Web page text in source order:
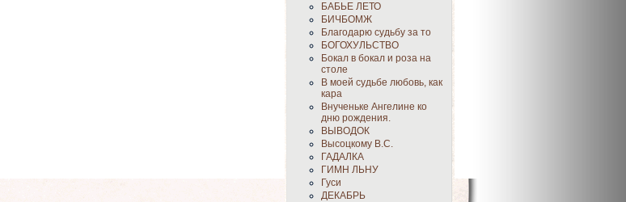
БАБЬЕ ЛЕТО
БИЧБОМЖ
Благодарю судьбу за то
БОГОХУЛЬСТВО
Бокал в бокал и роза на
столе
В моей судьбе любовь, как
кара
Внученьке Ангелине ко
дню рождения.
ВЫВОДОК
Высоцкому В.С.
ГАДАЛКА
ГИМН ЛЬНУ
Гуси
ДЕКАБРЬ